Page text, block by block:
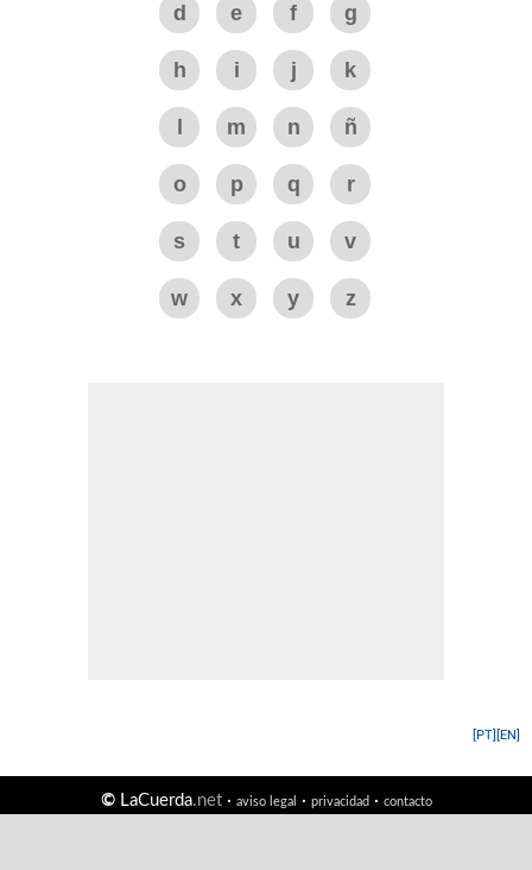
d e f g
h i j k
m n ñ
o p q r
s t u v
w x y z
[EN]
[PT]
©LaCuerda.net· aviso legal · privacidad· contacto